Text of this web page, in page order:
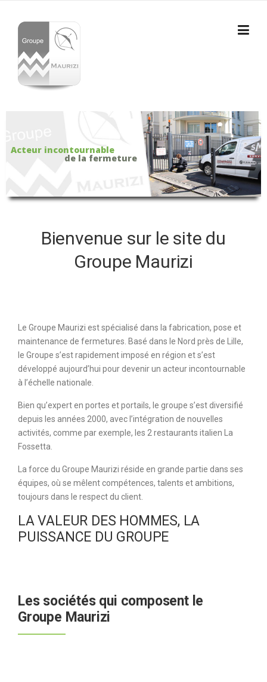
Acteur incontournable
de la fermeture
Bienvenue sur le site du
Groupe Maurizi
Le Groupe Maurizi est spécialisé dans la fabrication, pose et
maintenance de fermetures. Basé dans le Nord près de Lille,
le Groupe s’est rapidement imposé en région et s’est
développé aujourd’hui pour devenir un acteur incontournable
à l’échelle nationale.
Bien qu’expert en portes et portails, le groupe s’est diversifié
depuis les années 2000, avec l’intégration de nouvelles
activités, comme par exemple, les 2 restaurants italien La
Fossetta.
La force du Groupe Maurizi réside en grande partie dans ses
équipes, où se mêlent compétences, talents et ambitions,
toujours dans le respect du client.
LA VALEUR DES HOMMES, LA
PUISSANCE DU GROUPE
Les sociétés qui composent le
Groupe Maurizi